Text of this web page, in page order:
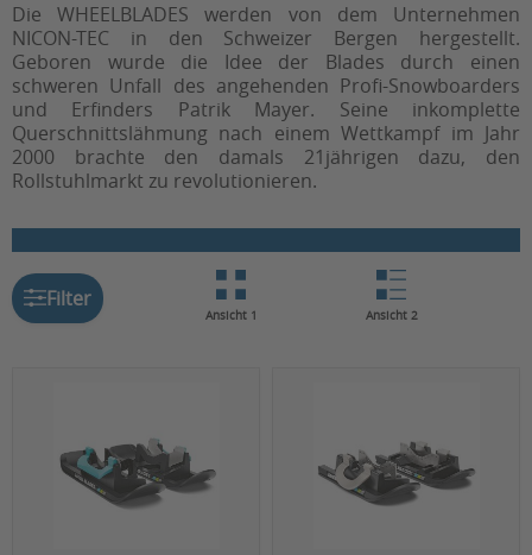
Die WHEELBLADES werden von dem Unternehmen
NICON-TEC in den Schweizer Bergen hergestellt.
Geboren wurde die Idee der Blades durch einen
schweren Unfall des angehenden Profi-Snowboarders
und Erfinders Patrik Mayer. Seine inkomplette
Querschnittslähmung nach einem Wettkampf im Jahr
2000 brachte den damals 21jährigen dazu, den
Rollstuhlmarkt zu revolutionieren.
Filter
Ansicht 1 Ansicht 2